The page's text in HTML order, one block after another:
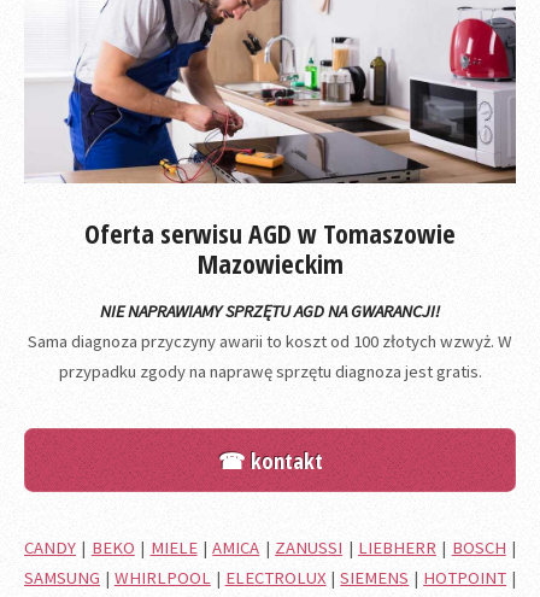
Oferta serwisu AGD w Tomaszowie
Mazowieckim
NIE NAPRAWIAMY SPRZĘTU AGD NA GWARANCJI!
Sama diagnoza przyczyny awarii to koszt od 100 złotych wzwyż. W
przypadku zgody na naprawę sprzętu diagnoza jest gratis.
☎ kontakt
CANDY | BEKO | MIELE|AMICA | ZANUSSI | LIEBHERR | BOSCH |
SAMSUNG | WHIRLPOOL| ELECTROLUX |SIEMENS | HOTPOINT |